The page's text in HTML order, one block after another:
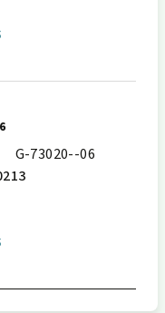
G-73020--06